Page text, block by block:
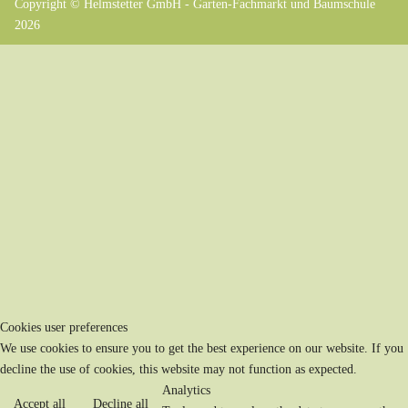
Copyright © Helmstetter GmbH - Garten-Fachmarkt und Baumschule
2026
Cookies user preferences
We use cookies to ensure you to get the best experience on our website. If you
decline the use of cookies, this website may not function as expected.
Accept all Decline all
Analytics